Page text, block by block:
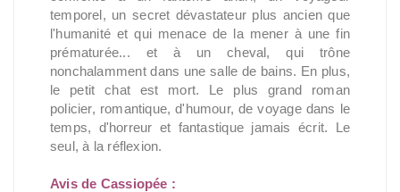
temporel, un secret dévastateur plus ancien que
l'humanité et qui menace de la mener à une fin
prématurée... et à un cheval, qui trône
nonchalamment dans une salle de bains. En plus,
le petit chat est mort. Le plus grand roman
policier, romantique, d'humour, de voyage dans le
temps, d'horreur et fantastique jamais écrit. Le
seul, à la réflexion.
Avis de Cassiopée :